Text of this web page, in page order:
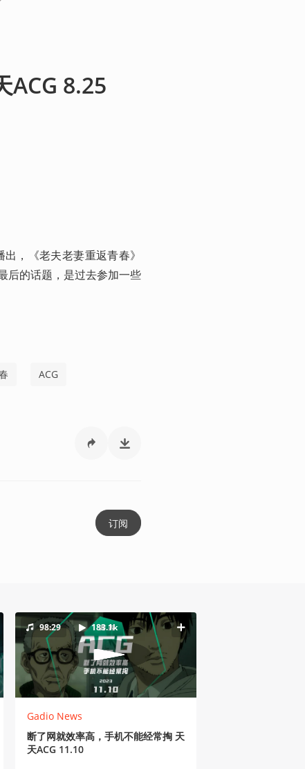
ACG 8.25
，《老夫老妻重返青春》
后的话题，是过去参加一些
ACG
订阅
98:29 183.1k
Gadio News
断了网就效率高，手机不能经常掏 天
天ACG 11.10